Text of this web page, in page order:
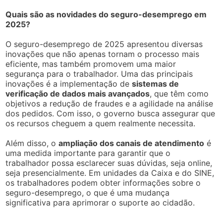
Quais são as novidades do seguro-desemprego em
2025?
O seguro-desemprego de 2025 apresentou diversas
inovações que não apenas tornam o processo mais
eficiente, mas também promovem uma maior
segurança para o trabalhador. Uma das principais
inovações é a implementação desistemas de
verificação de dados mais avançados, que têm como
objetivos a redução de fraudes e a agilidade na análise
dos pedidos. Com isso, o governo busca assegurar que
os recursos cheguem a quem realmente necessita.
Além disso, oampliação dos canais de atendimento é
uma medida importante para garantir que o
trabalhador possa esclarecer suas dúvidas, seja online,
seja presencialmente. Em unidades da Caixa e do SINE,
os trabalhadores podem obter informações sobre o
seguro-desemprego, o que é uma mudança
significativa para aprimorar o suporte ao cidadão.